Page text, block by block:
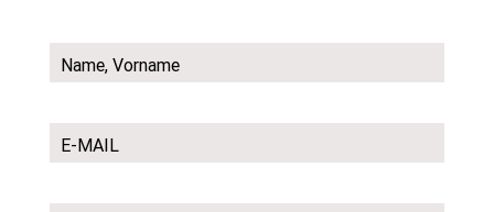
Name, Vorname
E-MAIL